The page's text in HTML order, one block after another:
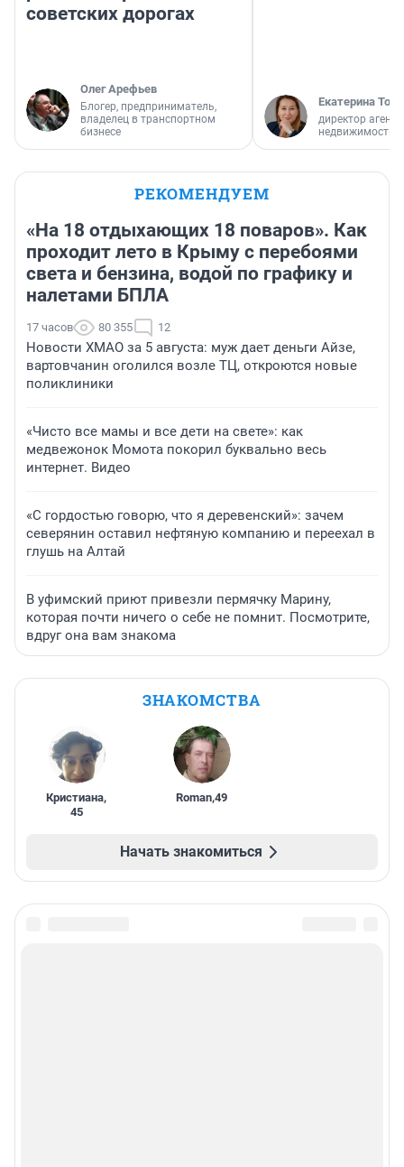
советских дорогах
Олег Арефьев
Блогер, предприниматель,
владелец в транспортном
бизнесе
Екатерина
директор
недвижимости
РЕКОМЕНДУЕМ
«На 18 отдыхающих 18 поваров». Как
проходит лето в Крыму с перебоями
света и бензина, водой по графику и
налетами БПЛА
17 часов 80 355 12
Новости ХМАО за 5 августа: муж дает деньги Айзе,
вартовчанин оголился возле ТЦ, откроются новые
поликлиники
«Чисто все мамы и все дети на свете»: как
медвежонок Момота покорил буквально весь
интернет. Видео
«С гордостью говорю, что я деревенский»: зачем
северянин оставил нефтяную компанию и переехал в
глушь на Алтай
В уфимский приют привезли пермячку Марину,
которая почти ничего о себе не помнит. Посмотрите,
вдруг она вам знакома
ЗНАКОМСТВА
Кристиана,
45
Roman,49
Начать знакомиться